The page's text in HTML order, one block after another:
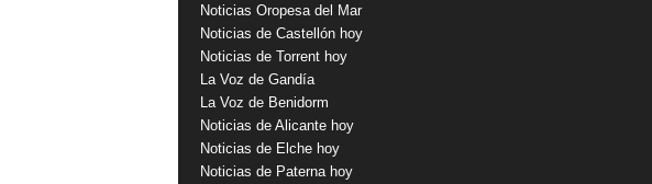
Noticias Oropesa del Mar
Noticias de Castellón hoy
Noticias de Torrent hoy
La Voz de Gandía
La Voz de Benidorm
Noticias de Alicante hoy
Noticias de Elche hoy
Noticias de Paterna hoy